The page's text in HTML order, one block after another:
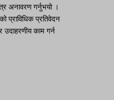
अनावरण गर्नुभयो ।
प्राविधिक प्रतिवेदन
उदाहरणीय काम गर्न